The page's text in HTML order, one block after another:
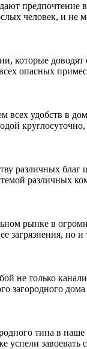
предпочтение
человек, и
которые
опасных
удобств в
различных
различных
рынке в
но
не только
типа в